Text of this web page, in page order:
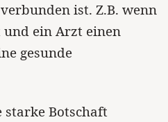
ist. Z.B. wenn
und ein Arzt einen
gesunde
Botschaft